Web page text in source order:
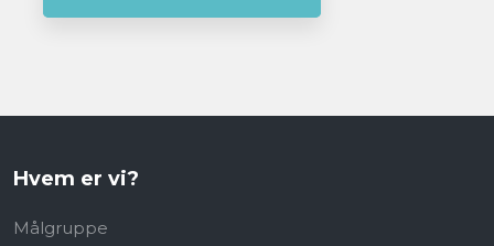
Hvem er vi?
Målgruppe